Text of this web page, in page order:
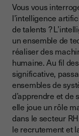
Les avantages
1.
efficacité
2. Amélioration
3. Réduction
4. Valorisation
Les avantages
5.
Vous vous
l’intelligence
de talents ?
un ensemble de
réaliser des
humaine. Au fil
significative,
ensembles de
d’apprendre et de
elle joue un rôle
dans le secteur
le recrutement et